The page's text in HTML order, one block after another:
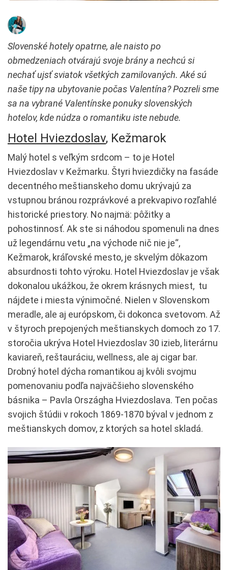
Slovenské hotely opatrne, ale naisto po
obmedzeniach otvárajú svoje brány a nechcú si
nechať ujsť sviatok všetkých zamilovaných. Aké sú
naše tipy na ubytovanie počas Valentína? Pozreli sme
sa na vybrané Valentínske ponuky slovenských
hotelov, kde núdza o romantiku iste nebude.
Hotel Hviezdoslav, Kežmarok
Malý hotel s veľkým srdcom – to je Hotel
Hviezdoslav v Kežmarku. Štyri hviezdičky na fasáde
decentného meštianskeho domu ukrývajú za
vstupnou bránou rozprávkové a prekvapivo rozľahlé
historické priestory. No najmä: pôžitky a
pohostinnosť. Ak ste si náhodou spomenuli na dnes
už legendárnu vetu „na východe nič nie je“,
Kežmarok, kráľovské mesto, je skvelým dôkazom
absurdnosti tohto výroku. Hotel Hviezdoslav je však
dokonalou ukážkou, že okrem krásnych miest, tu
nájdete i miesta výnimočné. Nielen v Slovenskom
meradle, ale aj európskom, či dokonca svetovom. Až
v štyroch prepojených meštianskych domoch zo 17.
storočia ukrýva Hotel Hviezdoslav 30 izieb, literárnu
kaviareň, reštauráciu, wellness, ale aj cigar bar.
Drobný hotel dýcha romantikou aj kvôli svojmu
pomenovaniu podľa najväčšieho slovenského
básnika – Pavla Országha Hviezdoslava. Ten počas
svojich štúdii v rokoch 1869-1870 býval v jednom z
meštianskych domov, z ktorých sa hotel skladá.